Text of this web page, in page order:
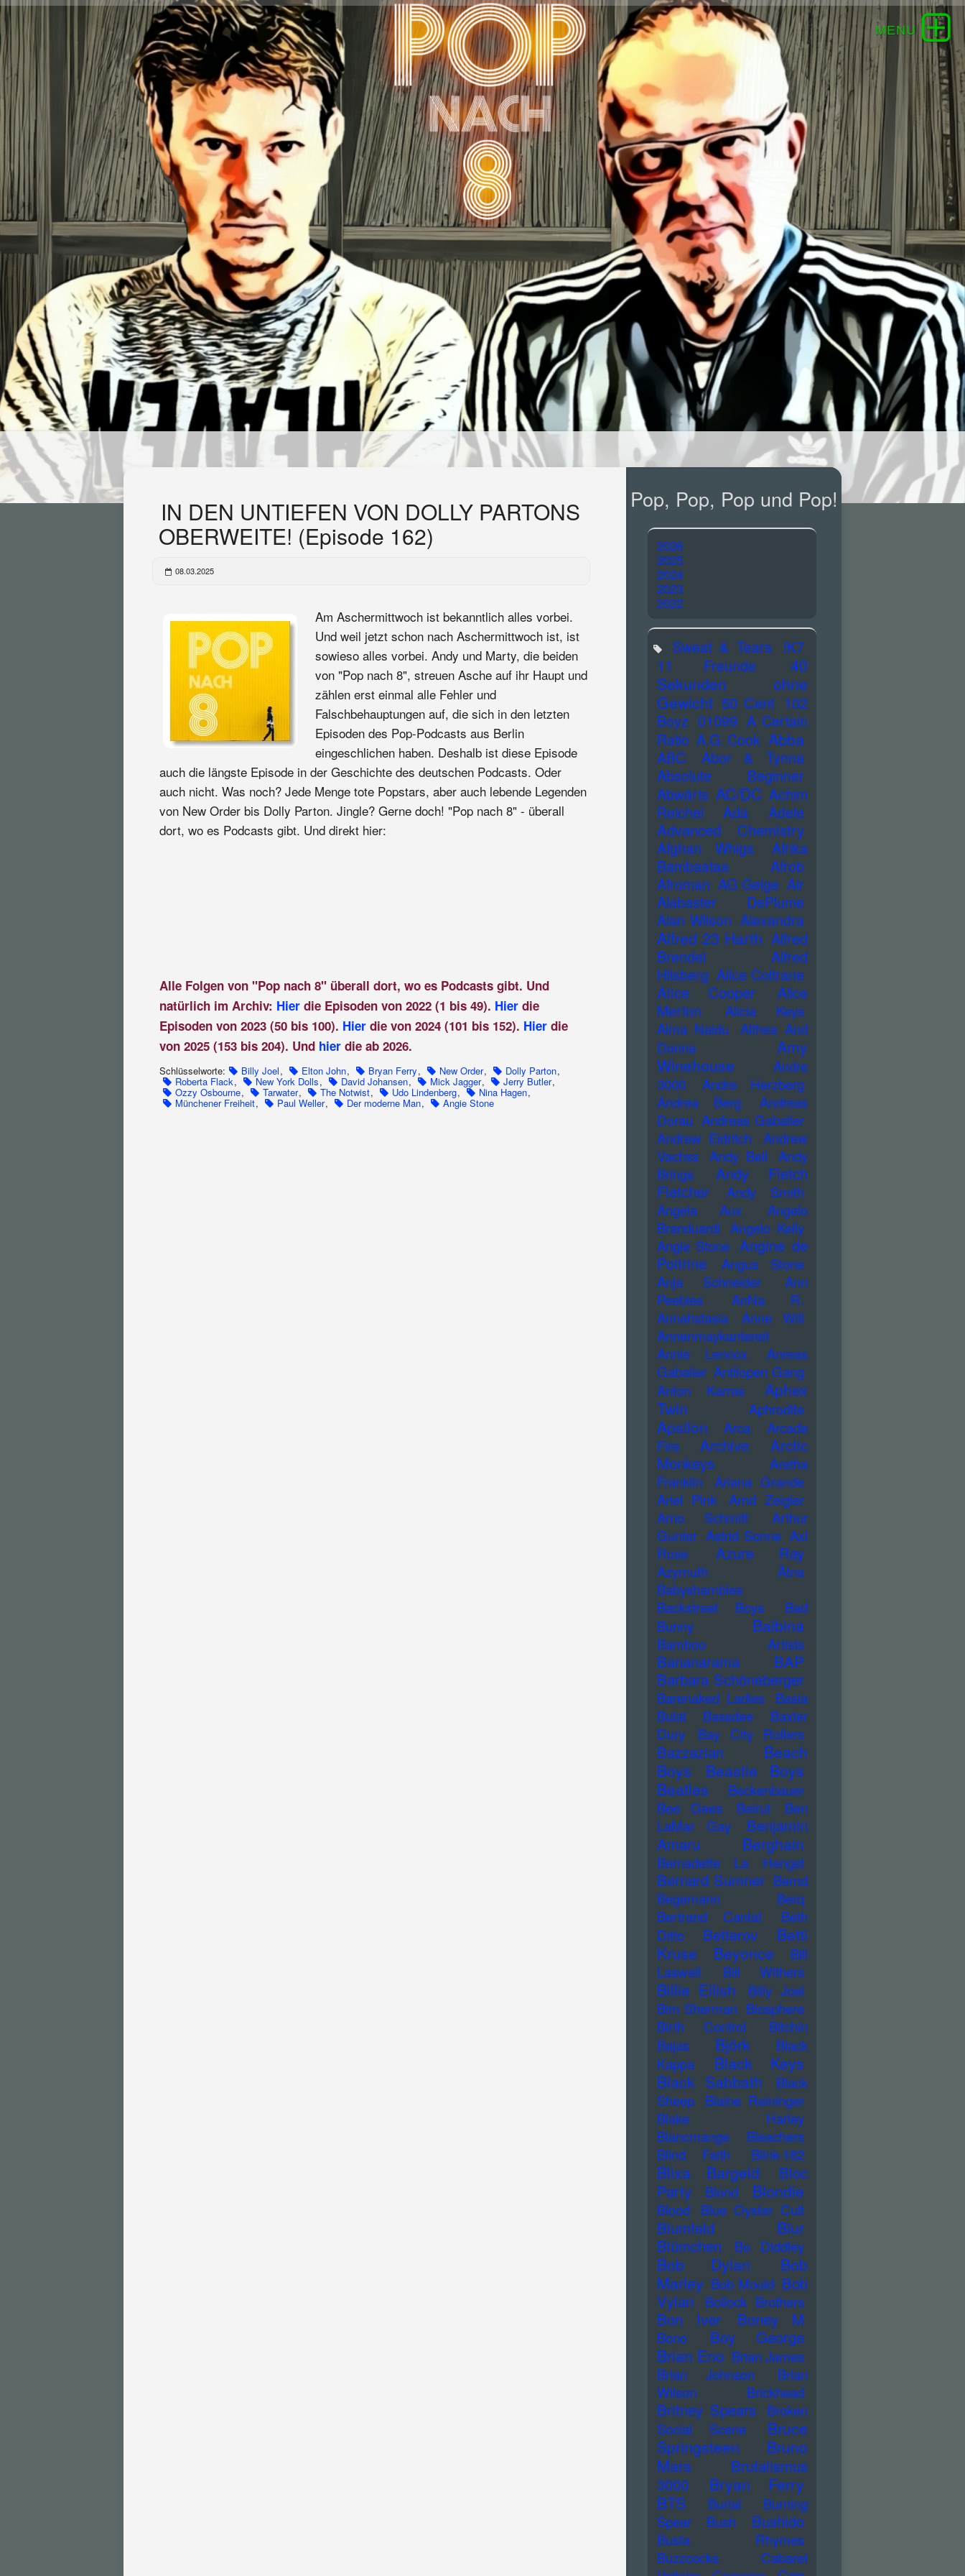
IN DEN UNTIEFEN VON DOLLY PARTONS
OBERWEITE! (Episode 162)
08.03.2025
Am Aschermittwoch ist bekanntlich alles vorbei.
Und weil jetzt schon nach Aschermittwoch ist, ist
sowieso alles vorbei. Andy und Marty, die beiden
von "Pop nach 8", streuen Asche auf ihr Haupt und
zählen erst einmal alle Fehler und
Falschbehauptungen auf, die sich in den letzten
Episoden des Pop-Podcasts aus Berlin
eingeschlichen haben. Deshalb ist diese Episode
auch die längste Episode in der Geschichte des deutschen Podcasts. Oder
auch nicht. Was noch? Jede Menge tote Popstars, aber auch lebende Legenden
von New Order bis Dolly Parton. Jingle? Gerne doch! "Pop nach 8" - überall
dort, wo es Podcasts gibt. Und direkt hier:
Alle Folgen von "Pop nach 8" überall dort, wo es Podcasts gibt. Und
natürlich im Archiv: Hier die Episoden von 2022 (1 bis 49). Hier die
Episoden von 2023 (50 bis 100). Hier die von 2024 (101 bis 152). Hier die
von 2025 (153 bis 204). Und hier die ab 2026.
Schlüsselworte: Billy Joel, Elton John, Bryan Ferry, New Order, Dolly Parton,
Roberta Flack, New York Dolls, David Johansen, Mick Jagger, Jerry Butler,
Ozzy Osbourne, Tarwater, The Notwist, Udo Lindenberg, Nina Hagen,
Münchener Freiheit, Paul Weller, Der moderne Man, Angie Stone
Pop, Pop, Pop und Pop!
2026
2025
2024
2023
2022
Sweat & Tears
!K7
11 Freunde
40
Sekunden ohne
Gewicht 50 Cent 102
Boyz 01099 A Certain
Ratio A.G. Cook Abba
ABC
Abor & Tynna
Absolute Beginner
Abwärts AC/DC Achim
Reichel
Ada Adele
Advanced Chemistry
Afghan Whigs
Afrika
Bambaataa
Afrob
Afroman AG Geige Air
Alabaster DePlume
Alan Wilson Alexandra
Alfred 23 Harth Alfred
Brendel
Alfred
Hilsberg Alice Coltrane
Alice Cooper
Alice
Merton
Alicia Keys
Alma Naidu
Althea And
Donna
Amy
Winehouse
Andre
3000
Andre Herzberg
Andrea Berg
Andreas
Dorau Andreas Gabalier
Andrew Eldritch
Andrew
Vachss Andy Bell
Andy
Brings
Andy Fletch
Fletcher
Andy Smith
Angela Aux
Angelo
Branduardi Angelo Kelly
Angie Stone Angine de
Poitrine
Angus Stone
Anja Schneider
Ann
Peebles
AnNa R.
Annahstasia
Anne Will
Annenmaykantereit
Annie Lennox
Anreas
Gabalier Antilopen Gang
Anton Karras
Aphex
Twin
Aphrodite
Apsilon Arca
Arcade
Fire
Archive
Arctic
Monkeys
Aretha
Franklin
Ariana Grande
Ariel Pink
Arnd Zeigler
Arno Schmitt
Arthur
Gunter Astrid Sonne Axl
Rose
Azure Ray
Azymuth
Ätna
Babyshambles
Backstreet Boys
Bad
Bunny
Balbina
Bamboo Artists
Bananarama
BAP
Barbara Schöneberger
Barenaked Ladies
Basia
Bulat
Bassdee
Baxter
Dury
Bay City Rollers
Bazzazian
Beach
Boys
Beastie Boys
Beatles
Beckenbauer
Bee Gees
Beirut
Ben
LaMar Gay
Benjamin
Amaru
Berghain
Bernadette La Hengst
Bernard Sumner Bernd
Begemann
Berq
Bertrand Cantat
Beth
Ditto
Betterov
Betti
Kruse
Beyonce
Bill
Laswell
Bill Withers
Billie Eilish
Billy Joel
Bim Sherman Biosphere
Birth Control
Bitchin
Bajas
Björk
Black
Kappa
Black Keys
Black Sabbath
Black
Sheep
Blaine Reininger
Blake Harley
Blancmange
Bleachers
Blind Faith
Blink-182
Blixa Bargeld
Bloc
Party
Blond Blondie
Blood Blue Oyster Cult
Blumfeld Blur
Blümchen Bo Diddley
Bob Dylan
Bob
Marley Bob Mould Bob
Vylan
Bollock Brothers
Bon Iver Boney M
Bono Boy George
Brian Eno Brian James
Brian Johnson
Brian
Wilson
Brickhead
Britney Spears
Broken
Social Scene
Bruce
Springsteen
Bruno
Mars
Brutalismus
3000
Bryan Ferry
BTS
Burial
Burning
Spear
Bush Bushido
Busta Rhymes
Buzzcocks
Cabaret